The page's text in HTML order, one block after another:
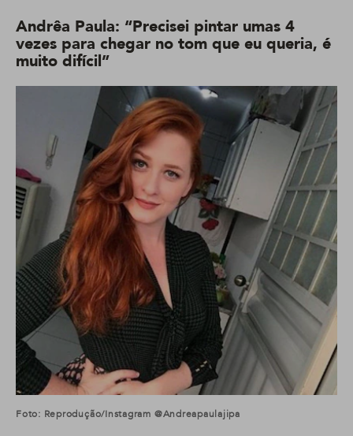
Andrêa Paula: “Precisei pintar umas 4
vezes para chegar no tom que eu queria, é
muito difícil”
Foto: Reprodução/Instagram @andreapaulajipa